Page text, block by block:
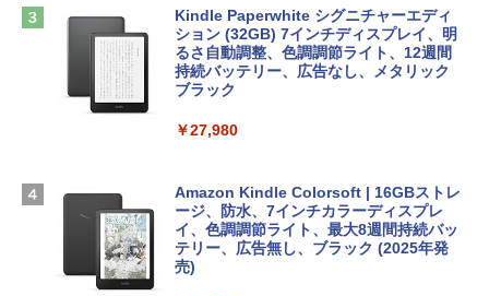
Apple 2026 MacBook Air M5チップ搭載
13インチノートブック：AIとApple Intell
igence、13.6インチLiquid Retinaディ
スプレイ、24GBユニファイドメモリ、1
ームカメラ、日本語キーボード、Touch I
￥298,901
【Amazon.co.jp限定】 HP ノートパソコ
ン 15-fd 15.6インチ 16GBメモリ 512GB
インゲームコード】 ロブロックス | オン
ラインコード版
￥3,200
Robloxギフトカード - 1000 Robux 【限
ラインコード版
￥1,600
にもKindle出版にも！ 非エンジニアのた
めのAIコーディング入門シリーズ
￥99
1冊ですべて身につくHTML & CSSとWe
￥2,326
FM TOWNS ハイパー・カタログ: 本体ハ
Kindle Paperwhite シグニチャーエディ
ション (32GB) 7インチディスプレイ、明
るさ自動調整、色調調節ライト、12週間
持続バッテリー、広告なし、メタリック
ブラック
￥27,980
Amazon Kindle Colorsoft | 16GBストレ
ージ、防水、7インチカラーディスプレ
イ、色調調節ライト、最大8週間持続バッ
テリー、広告無し、ブラック (2025年発
売)